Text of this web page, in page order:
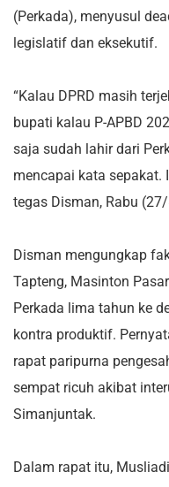
(Perkada), menyusul
legislatif dan eksekutif.
“Kalau DPRD masih
bupati kalau P-APBD
saja sudah lahir dari
mencapai kata sepakat.
tegas Disman, Rabu
Disman mengungkap
Tapteng, Masinton
Perkada lima tahun ke
kontra produktif.
rapat paripurna
sempat ricuh akibat
Simanjuntak.
Dalam rapat itu,